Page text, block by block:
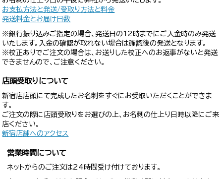
お支払方法と発送/受取り方法と料金
発送料金とお届け日数
※銀行振り込みご指定の場合、発送日の12時までにご入金時のみ発送
いたします。入金の確認が取れない場合は確認後の発送となります。
※校正ありでご注文の場合は、お送りした校正へのお返事がないと発送
できませんので、ご注意ください。
店頭受取りについて
新宿店店頭にて完成したお名刺をすぐにお受取いただくことができま
す。
ご注文の際に店頭受取りをお選びの上、お名刺の仕上り日時以降にご来
店ください。
新宿店舗へのアクセス
営業時間について
ネットからのご注文は24時間受け付けております。